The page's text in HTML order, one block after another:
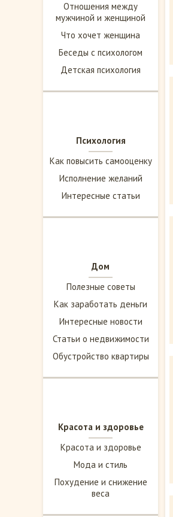
Отношения между
мужчиной и женщиной
Что хочет женщина
Беседы с психологом
Детская психология
Психология
Как повысить самооценку
Исполнение желаний
Интересные статьи
Дом
Полезные советы
Как заработать деньги
Интересные новости
Статьи о недвижимости
Обустройство квартиры
Красота и здоровье
Красота и здоровье
Мода и стиль
Похудение и снижение
веса